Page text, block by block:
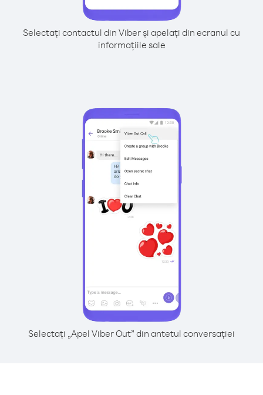
Selectați contactul din Viber și apelați din ecranul cu
informațiile sale
Selectați „Apel Viber Out” din antetul conversației